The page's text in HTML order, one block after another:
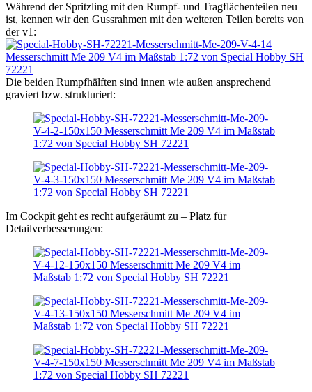
Während der Spritzling mit den Rumpf- und Tragflächenteilen neu
ist, kennen wir den Gussrahmen mit den weiteren Teilen bereits von
der v1:
Die beiden Rumpfhälften sind innen wie außen ansprechend
graviert bzw. strukturiert:
Im Cockpit geht es recht aufgeräumt zu – Platz für
Detailverbesserungen: